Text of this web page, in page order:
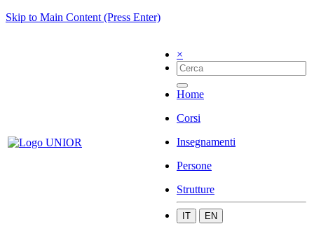
Skip to Main Content (Press Enter)
×
Home
Corsi
Insegnamenti
Persone
Strutture
IT EN